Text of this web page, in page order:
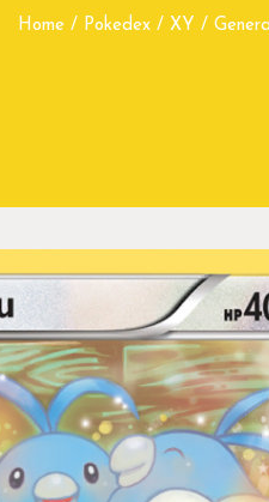
Home / Pokedex / XY /